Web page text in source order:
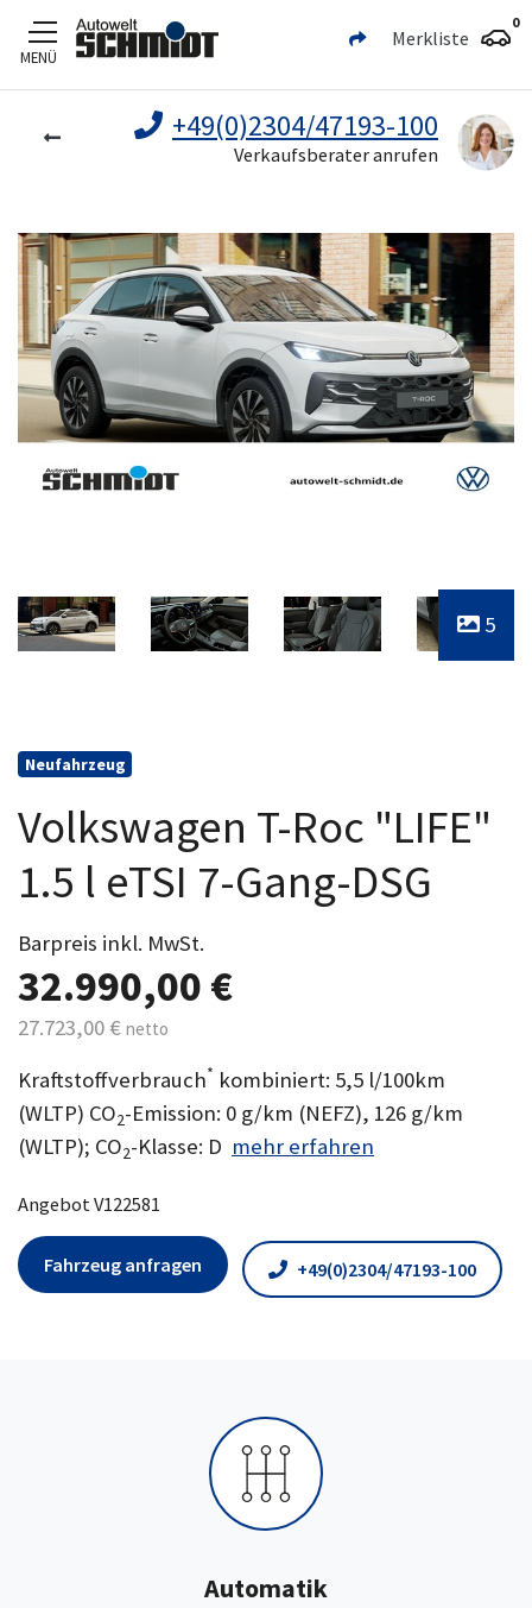
Zum Hauptinhalt
MENÜ
Merkliste
0
+49(0)2304/47193-100
Verkaufsberater anrufen
5
Neufahrzeug
Volkswagen T-Roc "LIFE"
1.5 l eTSI 7-Gang-DSG
Barpreis inkl. MwSt.
32.990,00 €
27.723,00 € netto
Kraftstoffverbrauch* kombiniert: 5,5 l/100km
(WLTP) CO2-Emission: 0 g/km (NEFZ), 126 g/km
(WLTP); CO2-Klasse: D mehr erfahren
Angebot V122581
Fahrzeug anfragen +49(0)2304/47193-100
Automatik